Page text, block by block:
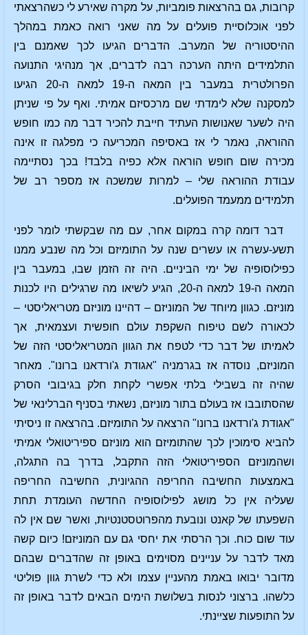
קרובות, גם בהרצאות פומביות, על מקרה שאירע לי כשהרצאתי
לפני אוכלוסיית פועלים על מה שאני רואה כאמת במהלך
ההיסטוריה של המערב. הדברים הגיעו לכך שאמנם בין
התלמידים היתה הערכה רבה לדברים, אך מנהיגי התנועה
הפרולטרית במעבר בין המאה ה-19 למאה ה-20 הגיעו
למסקנה שלא לימדתי שם מרכסיזם אמיתי. ואף על פי שניתן
היה לשער שאנושות העתיד חייבת להכיר דבר מה כמו חופש
ההוראה, נאמר לי אז באסיפה המכריעה כי מפלגה זו אינה
מכירה שום חופש הוראה אלא כפיה בלבד! בכך נסתיימה
עבודת ההוראה שלי – למרות שמשכה אז מספר רב של
תלמידים ממעמד הפועלים.
דבר דומה קרה במקום אחר, עם מה שבקשתי לומר לפני
תשע-עשרה או עשרים שנה על התומיזם וכל מה שנבע ממנו
כפילוסופיה של ימי הביניים. היה זה הזמן שבו, במעבר בין
המאה ה-19 למאה ה-20, הגיע לשיאו מה שרגילים היו לכנות
מוניזם. כגוון מיוחד של המוניזם – דהיינו מוניזם מטריאליסטי –
לכאורה לשם טיפוח השקפת עולם חופשית ועצמאית, אך
לאמיתו של דבר כדי לטפח את הגוון המטריאליסטי הזה של
המוניזם, נוסדה אז בגרמניה "אגודת ג'ורדאנו ברונו". מאחר
שהיה זה בשבילי בלתי אפשרי לקחת חלק בגיבובי הסרק
שהסתובבו אז בעולם בתור מוניזם, נשאתי בסניף הברלינאי של
"אגודת ג'ורדאנו ברונו" הרצאה על התומיזם. בהרצאה זו ניסיתי
להביא סימוכין לכך שהתומיזם הוא מוניזם ספיריטואלי אמיתי
ושהמוניזם הספיריטואלי הזה התקבל, בדרך בה התגלה,
באמצעות החשיבה החריפה ההגיונית, החשיבה החריפה
שעליה אין כל מושג לפילוסופיה החדשה העומדת תחת
השפעתו של קאנט ונובעת מהפרוטסטנטיות, ואשר שם אין לה
עוד שום כוח. וכך הרסתי את יחסי גם עם המוניזם! כיום קשה
מאד לדבר על עניינים מסוימים באופן זה שהדברים שבהם
מדובר יבואו באמת מהעניין עצמו ולא כדי לשרת גוון פוליטי
כלשהו. ברצוני לנסות בשלושת הימים הבאים לדבר באופן זה
על התופעות שציינתי.